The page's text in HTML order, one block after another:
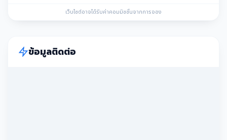
เว็บไซต์อาจได้รับค่าคอมมิชชั่นจากการจอง
ข้อมูลติดต่อ